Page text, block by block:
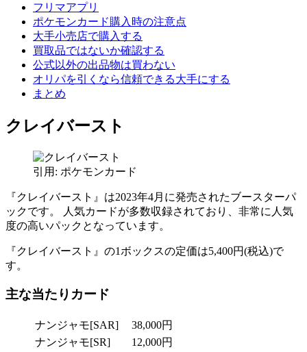
フリマアプリ
ポケモンカード購入時の注意点
大手小売店で購入する
買取品ではないか確認する
公式以外の出品物は買わない
オリパを引くなら信頼できる大手にする
まとめ
クレイバースト
引用: ポケモンカード
『クレイバースト』は2023年4月に発売されたブースターパ
ックです。 人気カードが多数収録されており、非常に人気
度の高いパックとなっています。
『クレイバースト』の1ボックスの定価は5,400円(税込)で
す。
主な当たりカード
ナンジャモ[SAR]
38,000円
ナンジャモ[SR]
12,000円